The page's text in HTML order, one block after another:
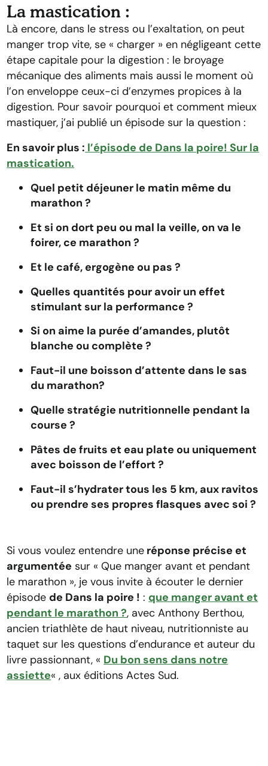
La mastication :
Là encore, dans le stress ou l’exaltation, on peut
manger trop vite, se « charger » en négligeant cette
étape capitale pour la digestion : le broyage
mécanique des aliments mais aussi le moment où
l’on enveloppe ceux-ci d’enzymes propices à la
digestion. Pour savoir pourquoi et comment mieux
mastiquer, j’ai publié un épisode sur la question :
En savoir plus : l’épisode de Dans la poire! Sur la
mastication.
Quel petit déjeuner le matin même du
marathon ?
Et si on dort peu ou mal la veille, on va le
foirer, ce marathon ?
Et le café, ergogène ou pas ?
Quelles quantités pour avoir un effet
stimulant sur la performance ?
Si on aime la purée d’amandes, plutôt
blanche ou complète ?
Faut-il une boisson d’attente dans le sas
du marathon?
Quelle stratégie nutritionnelle pendant la
course ?
Pâtes de fruits et eau plate ou uniquement
avec boisson de l’effort ?
Faut-il s’hydrater tous les 5 km, aux ravitos
ou prendre ses propres flasques avec soi ?
Si vous voulez entendre une réponse précise et
argumentée sur « Que manger avant et pendant
le marathon », je vous invite à écouter le dernier
épisode de Dans la poire ! : que manger avant et
pendant le marathon ?, avec Anthony Berthou,
ancien triathlète de haut niveau, nutritionniste au
taquet sur les questions d’endurance et auteur du
livre passionnant, « Du bon sens dans notre
assiette« , aux éditions Actes Sud.